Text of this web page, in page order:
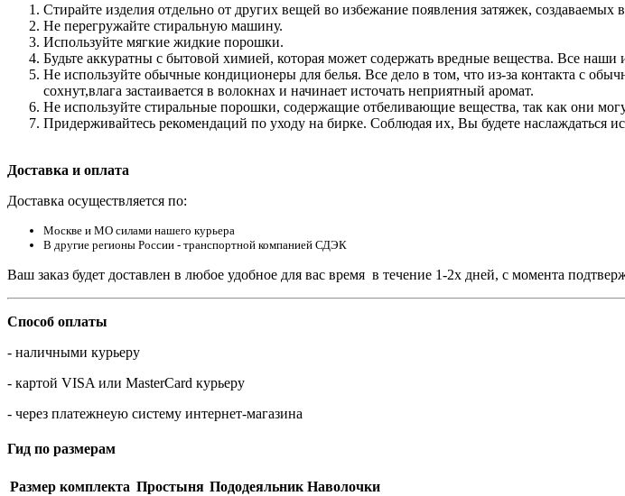
Стирайте изделия отдельно от других вещей во избежание появления затяжек,
Не перегружайте стиральную машину.
Используйте мягкие жидкие порошки.
Будьте аккуратны с бытовой химией, которая может содержать вредные вещества. Все
Не используйте обычные кондиционеры для белья. Все дело в том, что из-за контакта с
сохнут,влага застаивается в волокнах и начинает источать неприятный аромат.
Не используйте стиральные порошки, содержащие отбеливающие вещества, так как они
Придерживайтесь рекомендаций по уходу на бирке. Соблюдая их, Вы будете наслаждаться
Доставка и оплата
Доставка осуществляется по:
Москве и МО силами нашего курьера
В другие регионы России - транспортной компанией СДЭК
Ваш заказ будет доставлен в любое удобное для вас время в течение 1-2х дней, с момента
Способ оплаты
- наличными курьеру
- картой VISA или MasterCard курьеру
- через платежнеую систему интернет-магазина
Гид по размерам
Размер комплекта Простыня Пододеяльник Наволочки